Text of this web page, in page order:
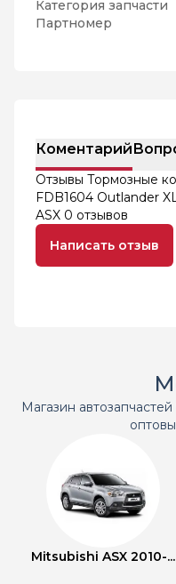
Категория запчасти
Партномер
Коментарий
Отзывы Тормозные
FDB1604 Outlander
ASX 0 отзывов
Написать отзыв
Магазин
Mitsubishi ASX 2010-...